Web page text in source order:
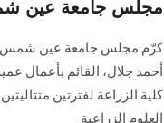
مجلس جامعة عين
كرّم مجلس جامعة عين شمس،
أحمد جلال، القائم بأعمال
العلوم ‏الزراعية